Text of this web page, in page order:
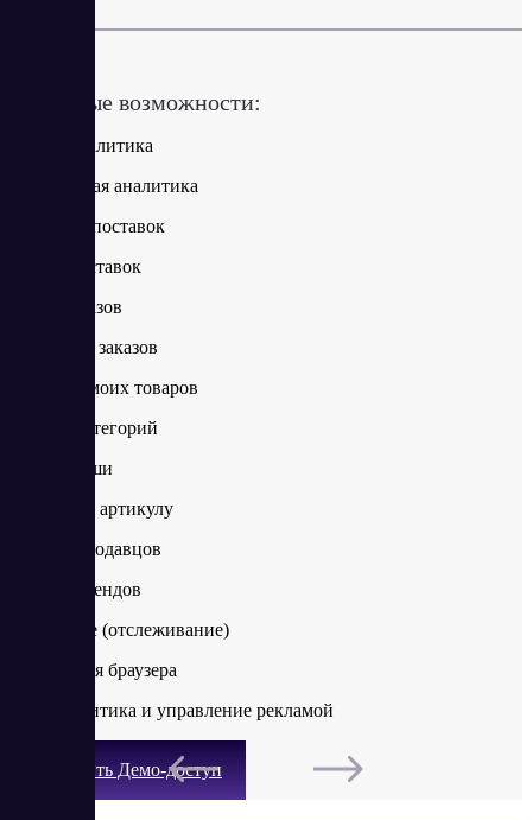
Ключевые возможности:
Общая аналитика
Финансовая аналитика
Контроль поставок
Расчет поставок
Лента заказов
География заказов
Позиции моих товаров
Анализ категорий
Поиск ниши
Анализ по артикулу
Анализ продавцов
Анализ брендов
Избранное (отслеживание)
Плагин для браузера
SEO-аналитика и управление рекламой
Получить Демо-доступ